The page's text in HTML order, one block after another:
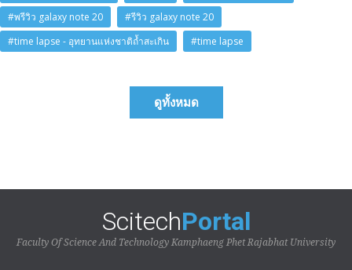
#พรีวิว galaxy note 20
#รีวิว galaxy note 20
#time lapse - อุทยานแห่งชาติถ้ำสะเกิน
#time lapse
ดูทั้งหมด
ScitechPortal
Faculty Of Science And Technology Kamphaeng Phet Rajabhat University